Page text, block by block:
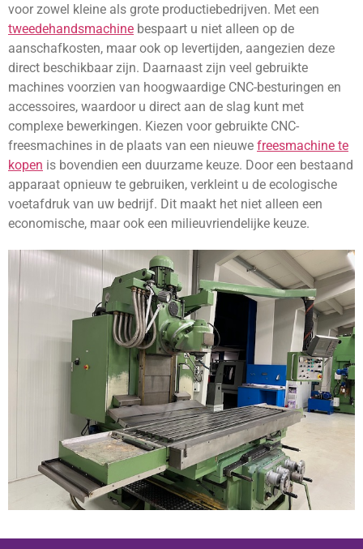
voor zowel kleine als grote productiebedrijven. Met een
tweedehandsmachine bespaart u niet alleen op de
aanschafkosten, maar ook op levertijden, aangezien deze
direct beschikbaar zijn. Daarnaast zijn veel gebruikte
machines voorzien van hoogwaardige CNC-besturingen en
accessoires, waardoor u direct aan de slag kunt met
complexe bewerkingen. Kiezen voor gebruikte CNC-
freesmachines in de plaats van een nieuwe freesmachine te
kopen is bovendien een duurzame keuze. Door een bestaand
apparaat opnieuw te gebruiken, verkleint u de ecologische
voetafdruk van uw bedrijf. Dit maakt het niet alleen een
economische, maar ook een milieuvriendelijke keuze.